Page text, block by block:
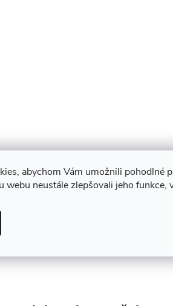
abychom Vám umožnili pohodlné
webu neustále zlepšovali jeho funkce,